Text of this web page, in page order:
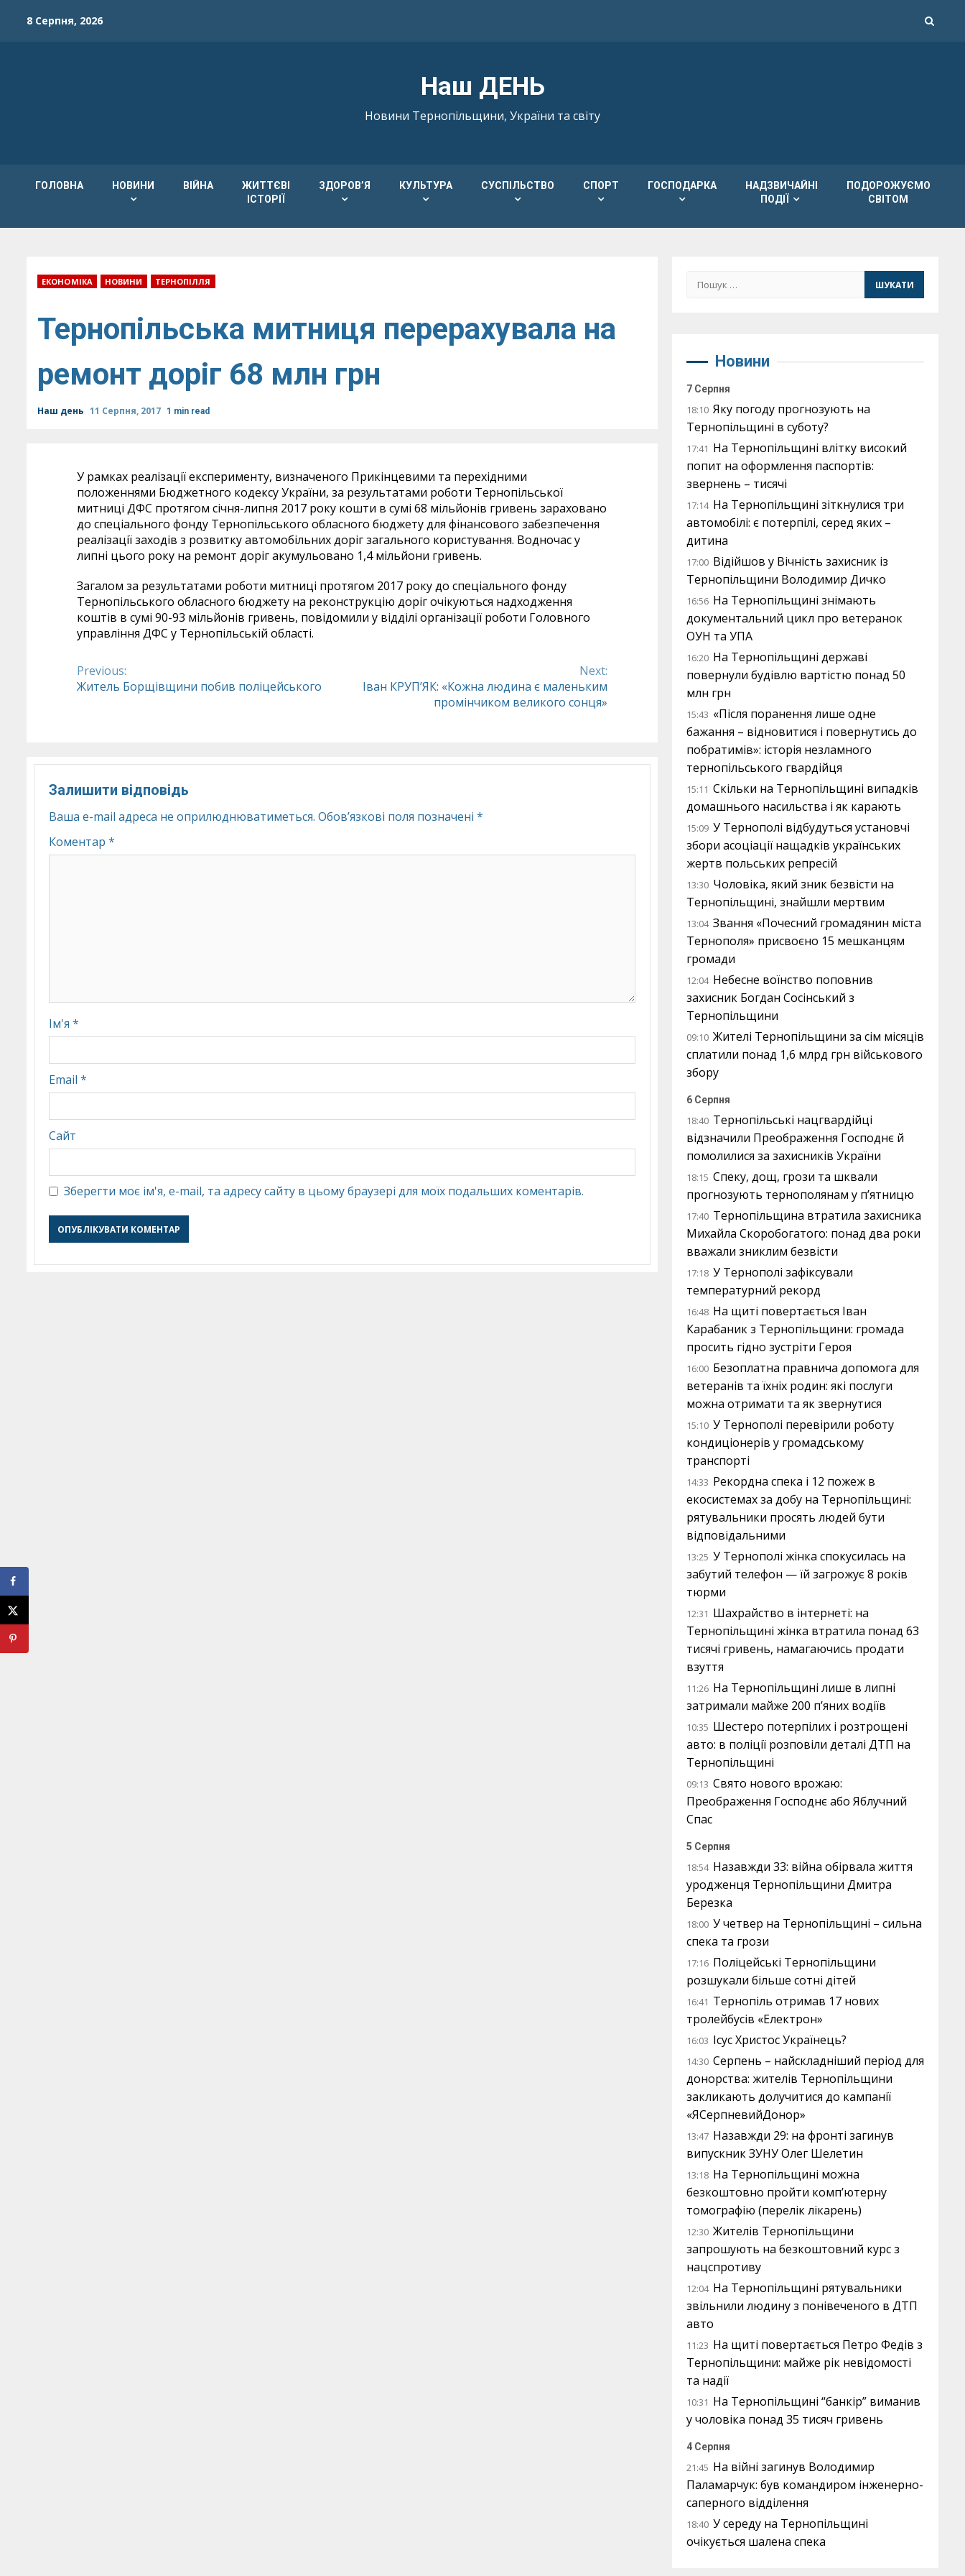
8 Серпня, 2026
Наш ДЕНЬ
Новини Тернопільщини, України та світу
ГОЛОВНА НОВИНИ ВІЙНА
ЖИТТЄВІ
ІСТОРІЇ
ЗДОРОВ’Я КУЛЬТУРА СУСПІЛЬСТВО СПОРТ ГОСПОДАРКА
НАДЗВИЧАЙНІ
ПОДІЇ
ПОДОРОЖУЄМО
СВІТОМ
ЕКОНОМІКА НОВИНИ ТЕРНОПІЛЛЯ
Тернопільська митниця перерахувала на
ремонт доріг 68 млн грн
Наш день 11 Серпня, 2017 1 min read
У рамках реалізації експерименту, визначеного Прикінцевими та перехідними
положеннями Бюджетного кодексу України, за результатами роботи Тернопільської
митниці ДФС протягом січня-липня 2017 року кошти в сумі 68 мільйонів гривень зараховано
до спеціального фонду Тернопільського обласного бюджету для фінансового забезпечення
реалізації заходів з розвитку автомобільних доріг загального користування. Водночас у
липні цього року на ремонт доріг акумульовано 1,4 мільйони гривень.
Загалом за результатами роботи митниці протягом 2017 року до спеціального фонду
Тернопільського обласного бюджету на реконструкцію доріг очікуються надходження
коштів в сумі 90-93 мільйонів гривень, повідомили у відділі організації роботи Головного
управління ДФС у Тернопільській області.
Continue
Previous:
Житель Борщівщини побив поліцейського
Next:
Іван КРУП’ЯК: «Кожна людина є маленьким
промінчиком великого сонця»
Залишити відповідь
Ваша e-mail адреса не оприлюднюватиметься. Обов’язкові поля позначені *
Коментар *
Ім'я *
Email *
Сайт
Зберегти моє ім'я, e-mail, та адресу сайту в цьому браузері для моїх подальших коментарів.
Пошук:
Новини
7 Серпня
18:10 Яку погоду прогнозують на
Тернопільщині в суботу?
17:41 На Тернопільщині влітку високий
попит на оформлення паспортів:
звернень – тисячі
17:14 На Тернопільщині зіткнулися три
автомобілі: є потерпілі, серед яких –
дитина
17:00 Відійшов у Вічність захисник із
Тернопільщини Володимир Дичко
16:56 На Тернопільщині знімають
документальний цикл про ветеранок
ОУН та УПА
16:20 На Тернопільщині державі
повернули будівлю вартістю понад 50
млн грн
15:43 «Після поранення лише одне
бажання – відновитися і повернутись до
побратимів»: історія незламного
тернопільського гвардійця
15:11 Скільки на Тернопільщині випадків
домашнього насильства і як карають
15:09 У Тернополі відбудуться установчі
збори асоціації нащадків українських
жертв польських репресій
13:30 Чоловіка, який зник безвісти на
Тернопільщині, знайшли мертвим
13:04 Звання «Почесний громадянин міста
Тернополя» присвоєно 15 мешканцям
громади
12:04 Небесне воїнство поповнив
захисник Богдан Сосінський з
Тернопільщини
09:10 Жителі Тернопільщини за сім місяців
сплатили понад 1,6 млрд грн військового
збору
6 Серпня
18:40 Тернопільські нацгвардійці
відзначили Преображення Господнє й
помолилися за захисників України
18:15 Спеку, дощ, грози та шквали
прогнозують тернополянам у п’ятницю
17:40 Тернопільщина втратила захисника
Михайла Скоробогатого: понад два роки
вважали зниклим безвісти
17:18 У Тернополі зафіксували
температурний рекорд
16:48 На щиті повертається Іван
Карабаник з Тернопільщини: громада
просить гідно зустріти Героя
16:00 Безоплатна правнича допомога для
ветеранів та їхніх родин: які послуги
можна отримати та як звернутися
15:10 У Тернополі перевірили роботу
кондиціонерів у громадському
транспорті
14:33 Рекордна спека і 12 пожеж в
екосистемах за добу на Тернопільщині:
рятувальники просять людей бути
відповідальними
13:25 У Тернополі жінка спокусилась на
забутий телефон — їй загрожує 8 років
тюрми
12:31 Шахрайство в інтернеті: на
Тернопільщині жінка втратила понад 63
тисячі гривень, намагаючись продати
взуття
11:26 На Тернопільщині лише в липні
затримали майже 200 п’яних водіїв
10:35 Шестеро потерпілих і розтрощені
авто: в поліції розповіли деталі ДТП на
Тернопільщині
09:13 Свято нового врожаю:
Преображення Господнє або Яблучний
Спас
5 Серпня
18:54 Назавжди 33: війна обірвала життя
уродженця Тернопільщини Дмитра
Березка
18:00 У четвер на Тернопільщині – сильна
спека та грози
17:16 Поліцейські Тернопільщини
розшукали більше сотні дітей
16:41 Тернопіль отримав 17 нових
тролейбусів «Електрон»
16:03 Ісус Христос Українець?
14:30 Серпень – найскладніший період для
донорства: жителів Тернопільщини
закликають долучитися до кампанії
«ЯСерпневийДонор»
13:47 Назавжди 29: на фронті загинув
випускник ЗУНУ Олег Шелетин
13:18 На Тернопільщині можна
безкоштовно пройти комп’ютерну
томографію (перелік лікарень)
12:30 Жителів Тернопільщини
запрошують на безкоштовний курс з
нацспротиву
12:04 На Тернопільщині рятувальники
звільнили людину з понівеченого в ДТП
авто
11:23 На щиті повертається Петро Федів з
Тернопільщини: майже рік невідомості
та надії
10:31 На Тернопільщині “банкір” виманив
у чоловіка понад 35 тисяч гривень
4 Серпня
21:45 На війні загинув Володимир
Паламарчук: був командиром інженерно-
саперного відділення
18:40 У середу на Тернопільщині
очікується шалена спека